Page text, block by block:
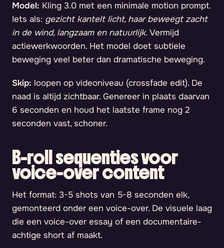
Model: Kling 3.0 met een minimale motion prompt.
Iets als: gezicht kantelt licht, haar beweegt zacht
in de wind, langzaam en natuurlijk.Vermijd
actiewerkwoorden. Het model doet subtiele
beweging veel beter dan dramatische beweging.
Skip: loopen op videoniveau (crossfade edit). De
naad is altijd zichtbaar. Genereer in plaats daarvan
6 seconden en houd het laatste frame nog 2
seconden vast, schoner.
B-roll sequenties voor
voice-over content
Het format: 3-5 shots van 5-8 seconden elk,
gemonteerd onder een voice-over. De visuele laag
die een voice-over essay of een documentaire-
achtige short af maakt.